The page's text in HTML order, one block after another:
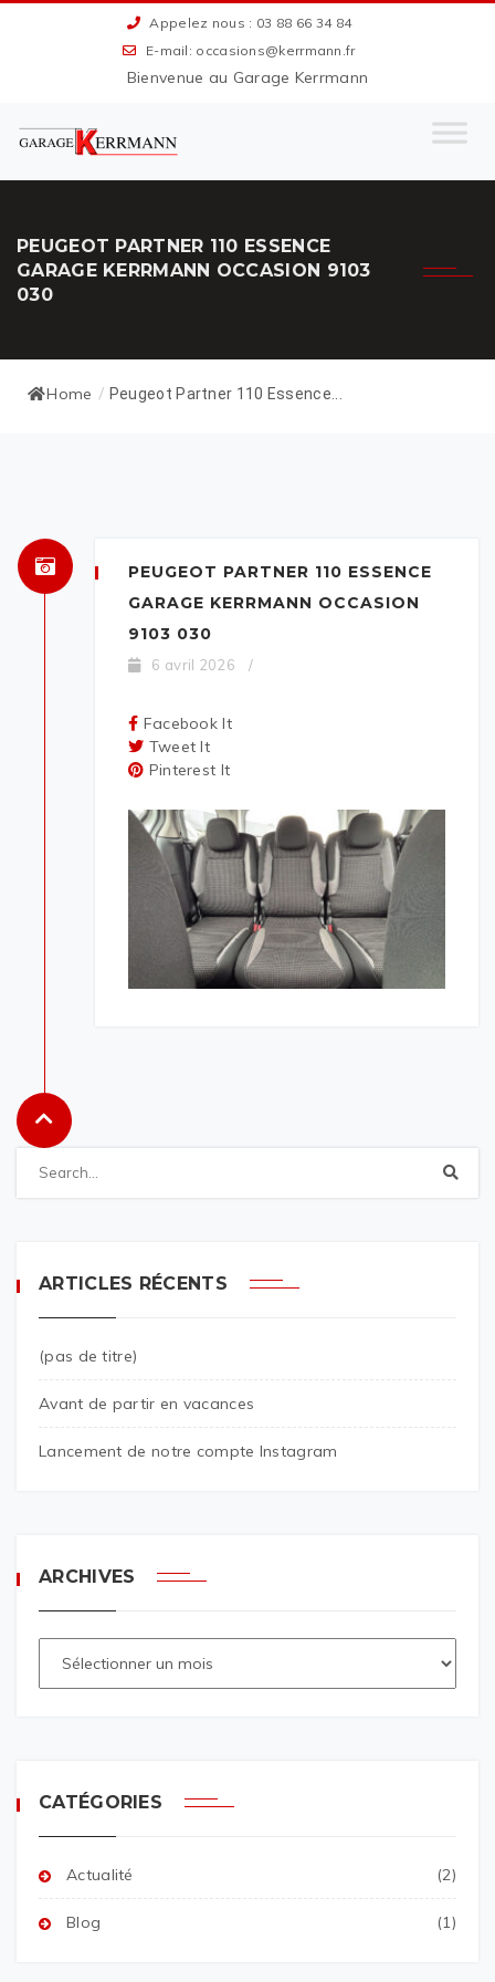
Appelez nous : 03 88 66 34 84
E-mail: occasions@kerrmann.fr
Bienvenue au Garage Kerrmann
PEUGEOT PARTNER 110 ESSENCE
GARAGE KERRMANN OCCASION 9103
030
Home / Peugeot Partner 110 Essence...
PEUGEOT PARTNER 110 ESSENCE
GARAGE KERRMANN OCCASION
9103 030
6 avril 2026 /
Facebook It
Tweet It
Pinterest It
ARTICLES RÉCENTS
(pas de titre)
Avant de partir en vacances
Lancement de notre compte Instagram
ARCHIVES
CATÉGORIES
Actualité (2)
Blog (1)